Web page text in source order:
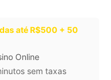
até R$500 + 50
Online
sem taxas